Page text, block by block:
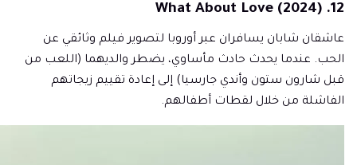
12. What About Love (2024)
عاشقان شابان يسافران عبر أوروبا لتصوير فيلم وثائقي عن
الحب. عندما يحدث حادث مأساوي، يضطر والديهما (اللعب من
قبل شارون ستون وأندي جارسيا) إلى إعادة تقييم زيجاتهم
الفاشلة من خلال لقطات أطفالهم.